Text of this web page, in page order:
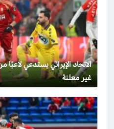
الاتحاد الإيراني يستدعي لاعبًا
غير معلنة